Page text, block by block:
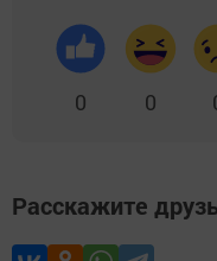
0 0
Расскажите